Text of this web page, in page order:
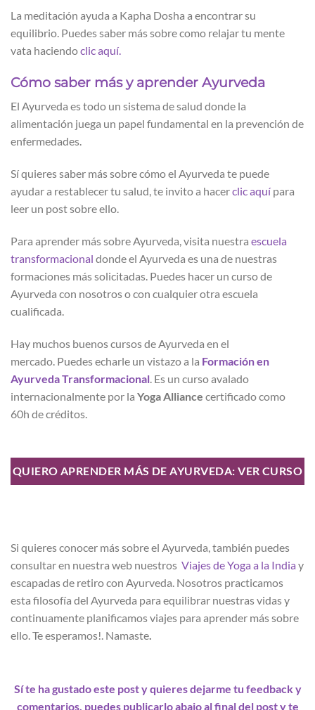
La meditación ayuda a Kapha Dosha a encontrar su
equilibrio. Puedes saber más sobre como relajar tu mente
vata haciendoclic aquí.
Cómo saber más y aprender Ayurveda
El Ayurveda es todo un sistema de salud donde la
alimentación juega un papel fundamental en la prevención de
enfermedades.
Sí quieres saber más sobre cómo el Ayurveda te puede
ayudar a restablecer tu salud, te invito a hacerclic aquí para
leer un post sobre ello.
Para aprender más sobre Ayurveda, visita nuestra escuela
transformacional donde el Ayurveda es una de nuestras
formaciones más solicitadas. Puedes hacer un curso de
Ayurveda con nosotros o con cualquier otra escuela
cualificada.
Hay muchos buenos cursos de Ayurveda en el
mercado. Puedes echarle un vistazo a la Formación en
Ayurveda Transformacional . Es un curso avalado
internacionalmente por la Yoga Alliance certificado como
60h de créditos.
QUIERO APRENDER MÁS DE AYURVEDA: VER CURSO
Si quieres conocer más sobre el Ayurveda, también puedes
consultar en nuestra web nuestros Viajes de Yoga a la India y
escapadas de retiro con Ayurveda. Nosotros practicamos
esta filosofía del Ayurveda para equilibrar nuestras vidas y
continuamente planificamos viajes para aprender más sobre
ello. Te esperamos!. Namaste.
Sí te ha gustado este post y quieres dejarme tu feedback y
comentarios, puedes publicarlo abajo al final del post y te